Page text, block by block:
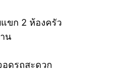
ขก 2 ห้องครัว
น
อดรถสะดวก